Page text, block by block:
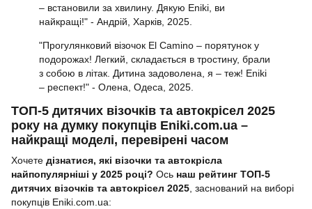
– встановили за хвилину. Дякую Eniki, ви
найкращі!" - Андрій, Харків, 2025.
"Прогулянковий візочок El Camino – порятунок у
подорожах! Легкий, складається в тростину, брали
з собою в літак. Дитина задоволена, я – теж! Eniki
– респект!" - Олена, Одеса, 2025.
ТОП-5 дитячих візочків та автокрісел 2025
року на думку покупців Eniki.com.ua –
найкращі моделі, перевірені часом
Хочете дізнатися, які візочки та автокрісла
найпопулярніші у 2025 році? Ось наш рейтинг ТОП-5
дитячих візочків та автокрісел 2025, заснований на виборі
покупців Eniki.com.ua: